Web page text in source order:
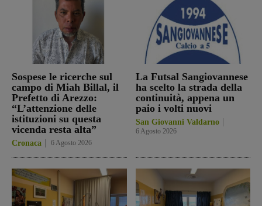
Sospese le ricerche sul
campo di Miah Billal, il
Prefetto di Arezzo:
“L’attenzione delle
istituzioni su questa
vicenda resta alta”
Cronaca 6 Agosto 2026
La Futsal Sangiovannese
ha scelto la strada della
continuità, appena un
paio i volti nuovi
San Giovanni Valdarno
6 Agosto 2026